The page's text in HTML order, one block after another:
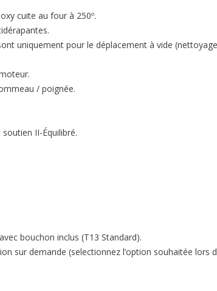
cuite au four à 250º.
uniquement pour le déplacement à vide
/ poignée.
II-Équilibré.
bouchon inclus (T13 Standard).
sur demande (selectionnez l’option souhaitée lors